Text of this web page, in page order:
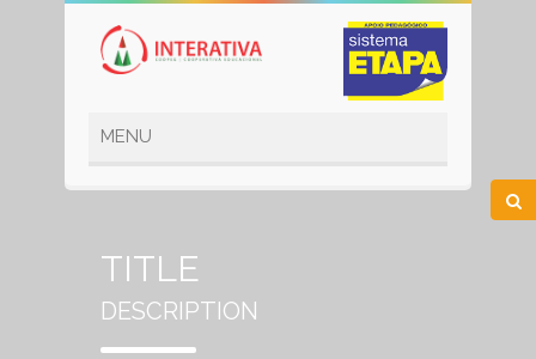
TITLE
DESCRIPTION